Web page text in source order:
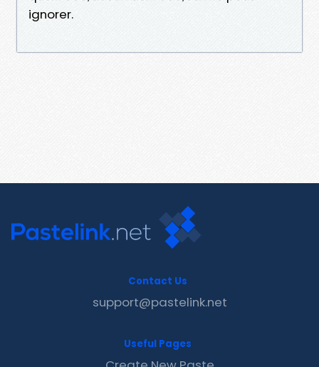
ignorer.
Contact Us
support@pastelink.net
Useful Pages